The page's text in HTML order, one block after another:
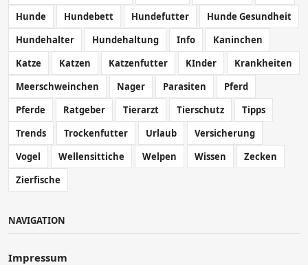
Hunde
Hundebett Hundefutter
Hunde Gesundheit
Hundehalter
Hundehaltung Info
Kaninchen
Katze
Katzen Katzenfutter KInder
Krankheiten
Meerschweinchen
Nager Parasiten
Pferd
Pferde
Ratgeber Tierarzt Tierschutz
Tipps
Trends
Trockenfutter Urlaub
Versicherung
Vogel
Wellensittiche Welpen Wissen
Zecken
Zierfische
NAVIGATION
Impressum